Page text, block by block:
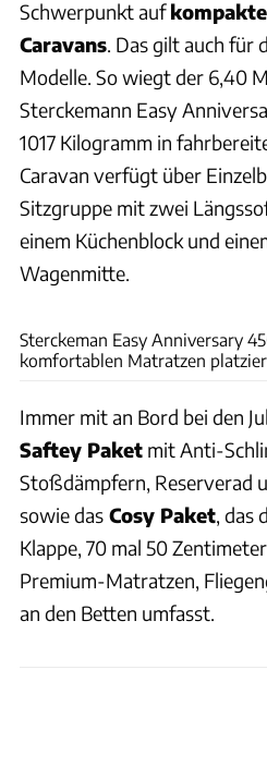
Schwerpunkt auf
Caravans. Das gilt auch für
Modelle. So wiegt der 6,40
Sterckemann Easy
1017 Kilogramm in
Caravan verfügt über
Sitzgruppe mit zwei
einem Küchenblock und
Wagenmitte.
Sterckeman Easy Anniversary
komfortablen Matratzen
Immer mit an Bord bei den
Saftey Paket mit Anti-
Stoßdämpfern, Reserverad
sowie das Cosy Paket, das
Klappe, 70 mal 50
Premium-Matratzen,
an den Betten umfasst.